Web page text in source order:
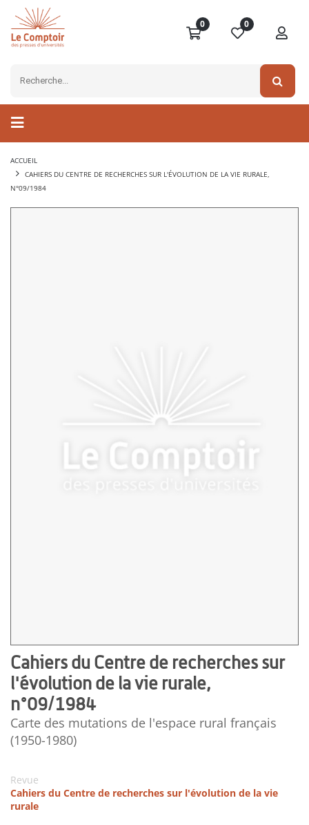
0 0
ACCUEIL
CAHIERS DU CENTRE DE RECHERCHES SUR L'ÉVOLUTION DE LA VIE RURALE,
N°09/1984
Cahiers du Centre de recherches sur
l'évolution de la vie rurale,
n°09/1984
Carte des mutations de l'espace rural français
(1950-1980)
Revue
Cahiers du Centre de recherches sur l'évolution de la vie
rurale